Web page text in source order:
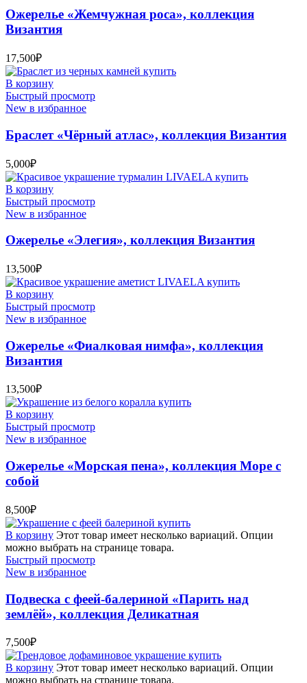
Ожерелье «Жемчужная роса», коллекция
Византия
17,500₽
В корзину
Быстрый просмотр
New в избранное
Браслет «Чёрный атлас», коллекция Византия
5,000₽
В корзину
Быстрый просмотр
New в избранное
Ожерелье «Элегия», коллекция Византия
13,500₽
В корзину
Быстрый просмотр
New в избранное
Ожерелье «Фиалковая нимфа», коллекция
Византия
13,500₽
В корзину
Быстрый просмотр
New в избранное
Ожерелье «Морская пена», коллекция Море с
собой
8,500₽
В корзину Этот товар имеет несколько вариаций. Опции
можно выбрать на странице товара.
Быстрый просмотр
New в избранное
Подвеска с феей-балериной «Парить над
землёй», коллекция Деликатная
7,500₽
В корзину Этот товар имеет несколько вариаций. Опции
можно выбрать на странице товара.